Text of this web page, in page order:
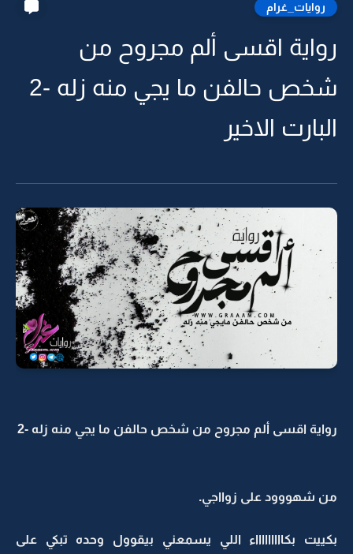
روايات_غرام
رواية اقسى ألم مجروح من
شخص حالفن ما يجي منه زله -2
البارت الاخير
رواية اقسى ألم مجروح من شخص حالفن ما يجي منه زله -2
من شهووود على زوااجي.
بكييت بكاااااااااء اللي يسمعني بيقوول وحده تبكي على